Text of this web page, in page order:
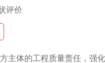
评价
主体的工程质量责任，强